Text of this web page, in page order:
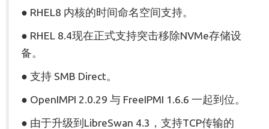
● RHEL8 内核的时间命名空间支持。
● RHEL 8.4现在正式支持突击移除NVMe存储设
备。
● 支持 SMB Direct。
● OpenIMPI 2.0.29 与 FreeIPMI 1.6.6 一起到位。
● 由于升级到LibreSwan 4.3，支持TCP传输的